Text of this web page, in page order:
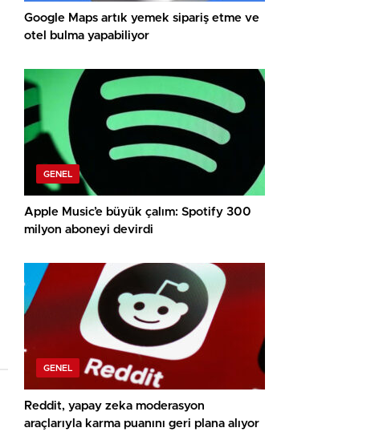
Google Maps artık yemek sipariş etme ve
otel bulma yapabiliyor
GENEL
Apple Music’e büyük çalım: Spotify 300
milyon aboneyi devirdi
GENEL
Reddit, yapay zeka moderasyon
araçlarıyla karma puanını geri plana alıyor